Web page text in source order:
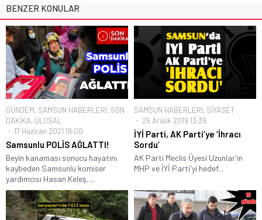
BENZER KONULAR
GÜNDEM, SAMSUN HABERLERİ, SON
DAKİKA, ULUSAL
17 Haziran 2021 19:00
Samsunlu POLİS AĞLATTI!
Beyin kanaması sonucu hayatını
kaybeden Samsunlu komiser
yardımcısı Hasan Keleş,...
SAMSUN HABERLERİ, SİYASET
25 Aralık 2019 13:39
İYİ Parti, AK Parti’ye ‘İhracı
Sordu’
AK Parti Meclis Üyesi Uzunlar'ın
MHP ve İYİ Parti'yi hedef...